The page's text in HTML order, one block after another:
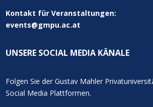
Kontakt für Veranstaltungen:
events@gmpu.ac.at
UNSERE SOCIAL MEDIA KÄNALE
Folgen Sie der Gustav Mahler
Social Media Plattformen.